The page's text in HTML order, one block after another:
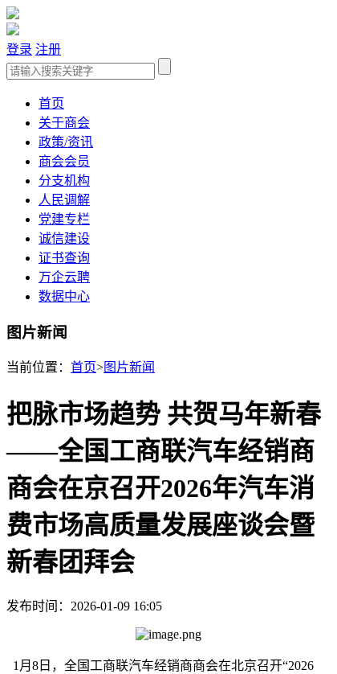
登录 注册
首页
关于商会
政策/资讯
商会会员
分支机构
人民调解
党建专栏
诚信建设
证书查询
万企云聘
数据中心
图片新闻
当前位置： 首页>图片新闻
把脉市场趋势 共贺马年新春
——全国工商联汽车经销商
商会在京召开2026年汽车消
费市场高质量发展座谈会暨
新春团拜会
发布时间：2026-01-09 16:05
1月8日，全国工商联汽车经销商商会在北京召开“2026